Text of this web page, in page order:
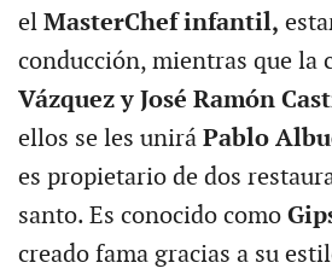
el MasterChef infantil,
conducción, mientras que la
Vázquez y José Ramón
ellos se les uniráPablo
es propietario de dos
santo. Es conocido como
creado fama gracias a su